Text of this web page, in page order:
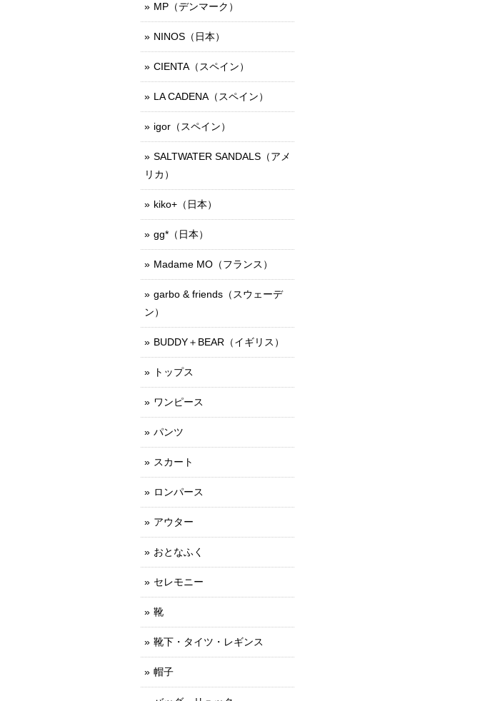
MP（デンマーク）
NINOS（日本）
CIENTA（スペイン）
LA CADENA（スペイン）
igor（スペイン）
SALTWATER SANDALS（アメ
リカ）
kiko+（日本）
gg*（日本）
Madame MO（フランス）
garbo & friends（スウェーデ
ン）
BUDDY＋BEAR（イギリス）
トップス
ワンピース
パンツ
スカート
ロンパース
アウター
おとなふく
セレモニー
靴
靴下・タイツ・レギンス
帽子